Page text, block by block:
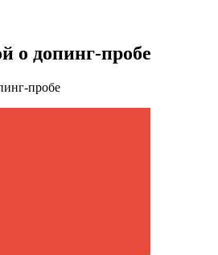
о допинг-пробе
пробе